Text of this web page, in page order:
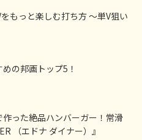
もっと楽しむ打ち方 ～単V狙い
の邦画トップ5！
った絶品ハンバーガー！常滑
（エドナ ダイナー）』